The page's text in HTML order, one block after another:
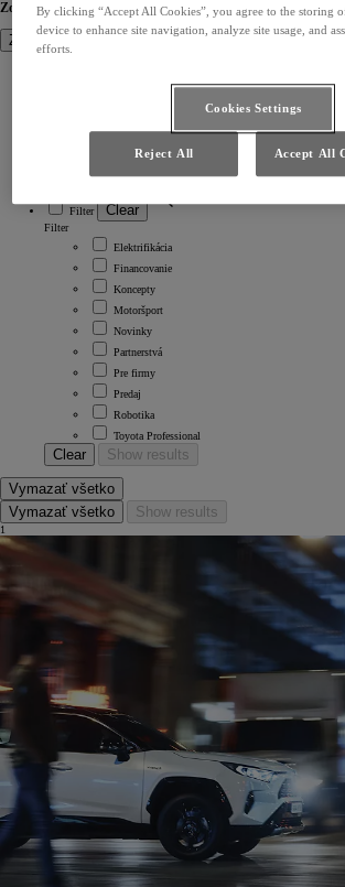
Zoradiť podľa
Zatvoriť
Filter Clear
Filter
Elektrifikácia
Financovanie
Koncepty
Motoršport
Novinky
Partnerstvá
Pre firmy
Predaj
Robotika
Toyota Professional
Clear Show results
Vymazať všetko
Vymazať všetko
Show results
1
By clicking “Accept All Cookies”, you agree to the storing
device to enhance site navigation, analyze site usage, and
efforts.
Cookies Settings
Reject All Accept All